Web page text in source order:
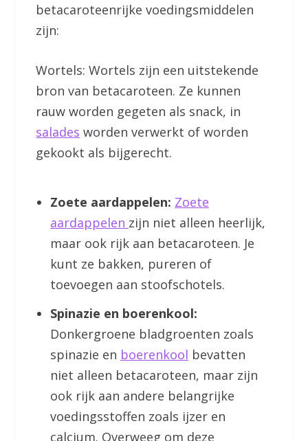
betacaroteenrijke voedingsmiddelen
zijn:
Wortels: Wortels zijn een uitstekende
bron van betacaroteen. Ze kunnen
rauw worden gegeten als snack, in
salades worden verwerkt of worden
gekookt als bijgerecht.
Zoete aardappelen: Zoete
aardappelen zijn niet alleen heerlijk,
maar ook rijk aan betacaroteen. Je
kunt ze bakken, pureren of
toevoegen aan stoofschotels.
Spinazie en boerenkool:
Donkergroene bladgroenten zoals
spinazie en boerenkool bevatten
niet alleen betacaroteen, maar zijn
ook rijk aan andere belangrijke
voedingsstoffen zoals ijzer en
calcium. Overweeg om deze